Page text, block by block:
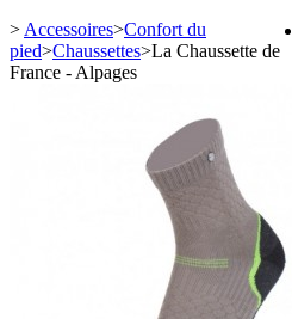
> Accessoires>Confort du
pied>Chaussettes>La Chaussette de
France - Alpages